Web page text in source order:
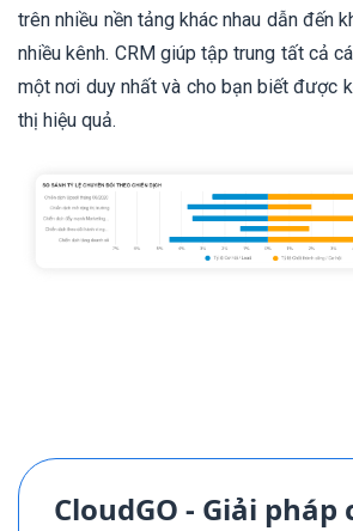
trên nhiều nền tảng khác nhau dẫn đến
nhiều kênh. CRM giúp tập trung tất cả
một nơi duy nhất và cho bạn biết được
thị hiệu quả.
CloudGO - Giải pháp